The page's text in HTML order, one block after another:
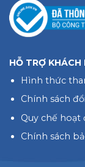
HỖ TRỢ KHÁCH
Hình thức
Chính sách
Quy chế hoạt
Chính sách